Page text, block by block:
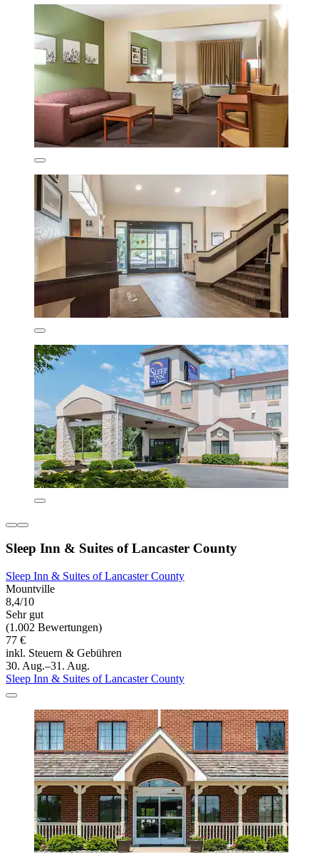
Sleep Inn & Suites of Lancaster County
Sleep Inn & Suites of Lancaster County
Mountville
8,4/10
Sehr gut
(1.002 Bewertungen)
77 €
inkl. Steuern & Gebühren
30. Aug.–31. Aug.
Sleep Inn & Suites of Lancaster County